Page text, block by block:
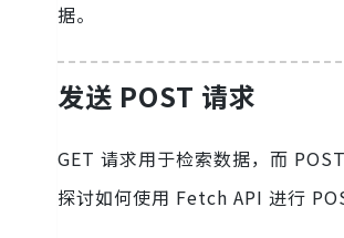
据。
发送 POST 请求
GET 请求用于检索数据，而
探讨如何使用 Fetch API 进行